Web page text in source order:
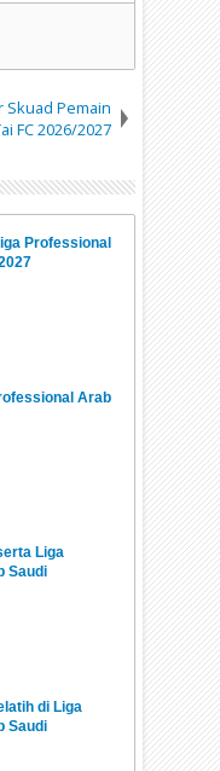
Skuad Pemain
FC 2026/2027
Professional
Arab
Liga
Saudi
di Liga
Saudi